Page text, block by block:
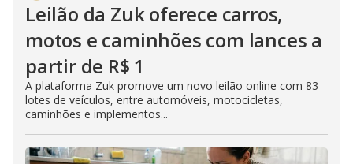
Leilão da Zuk oferece carros,
motos e caminhões com lances a
partir de R$ 1
A plataforma Zuk promove um novo leilão online com 83
lotes de veículos, entre automóveis, motocicletas,
caminhões e implementos...